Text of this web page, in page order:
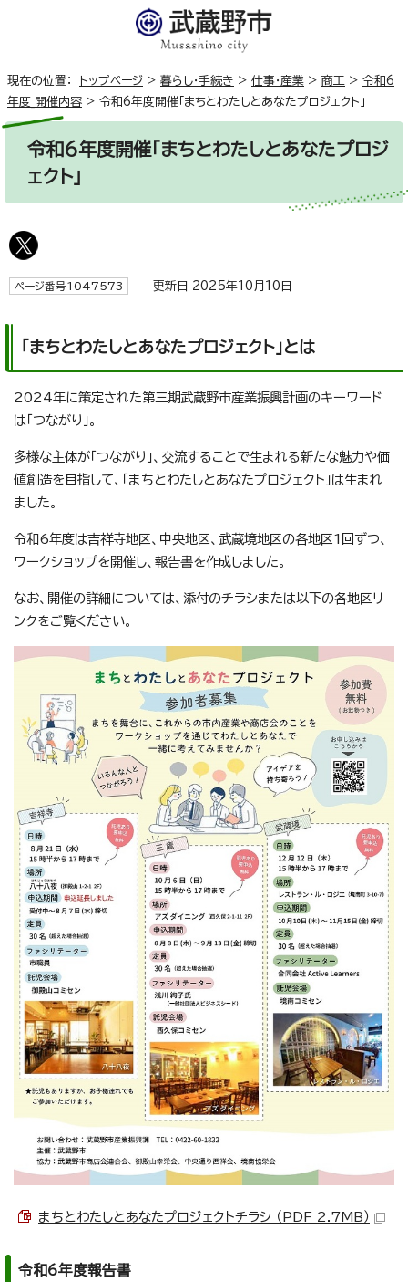
現在の位置： トップページ > 暮らし・手続き > 仕事・産業 > 商工 > 令和6
年度_開催内容 > 令和6年度開催「まちとわたしとあなたプロジェクト」
令和6年度開催「まちとわたしとあなたプロジ
ェクト」
ページ番号1047573 更新日 2025年10月10日
「まちとわたしとあなたプロジェクト」とは
2024年に策定された第三期武蔵野市産業振興計画のキーワード
は「つながり」。
多様な主体が「つながり」、交流することで生まれる新たな魅力や価
値創造を目指して、「まちとわたしとあなたプロジェクト」は生まれ
ました。
令和6年度は吉祥寺地区、中央地区、武蔵境地区の各地区1回ずつ、
ワークショップを開催し、報告書を作成しました。
なお、開催の詳細については、添付のチラシまたは以下の各地区リ
ンクをご覧ください。
まちとわたしとあなたプロジェクトチラシ （PDF 2.7MB）
令和6年度報告書